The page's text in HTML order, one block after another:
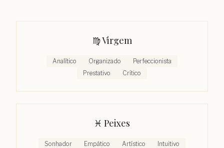
♍︎Virgem
Analítico Organizado
Perfeccionista
Prestativo
Crítico
♓︎ Peixes
Sonhador Empático Artístico
Intuitivo